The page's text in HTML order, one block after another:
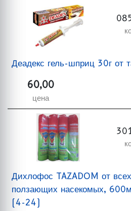
Деадекс гель-шприц 30г от
60,00
цена
Дихлофос TAZADOM от
ползающих насекомых,
(4-24)